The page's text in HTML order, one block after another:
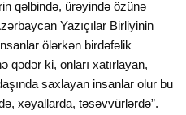
qəlbində, ürəyində özünə
Yazıçılar Birliyinin
ölərkən birdəfəlik
qədər ki, onları xatırlayan,
saxlayan insanlar olur bu
xəyallarda, təsəvvürlərdə”.